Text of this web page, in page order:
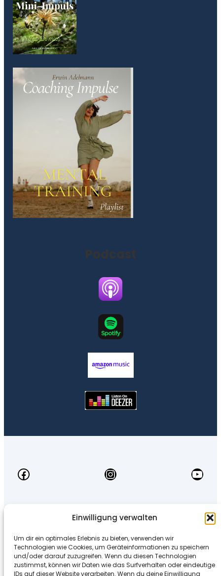
Einwilligung verwalten
Um dir ein optimales Erlebnis zu bieten, verwenden wir
Technologien wie Cookies, um Geräteinformationen zu speichern
und/oder darauf zuzugreifen. Wenn du diesen Technologien
zustimmst, können wir Daten wie das Surfverhalten oder eindeutige
IDs auf dieser Website verarbeiten. Wenn du deine Einwilligung
Podcast
office@mentaltraining.at